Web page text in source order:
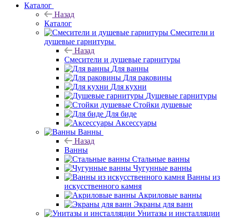
Каталог
Назад
Каталог
Смесители и
душевые гарнитуры
Назад
Смесители и душевые гарнитуры
Для ванны
Для раковины
Для кухни
Душевые гарнитуры
Стойки душевые
Для биде
Аксессуары
Ванны
Назад
Ванны
Стальные ванны
Чугунные ванны
Ванны из
искусственного камня
Акриловые ванны
Экраны для ванн
Унитазы и инсталляции